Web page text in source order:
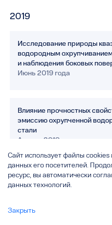
Вы смотрите
2019
Исследование природы
водородным
и наблюдения боковых
Июнь 2019 года
Влияние прочностных
эмиссию охрупченной
стали
Апрель 2019 года
01 Наука в ТГУ
Сайт использует файлы cookies
данных его посетителей.
ресурс, вы автоматически
данных технологий.
Закрыть